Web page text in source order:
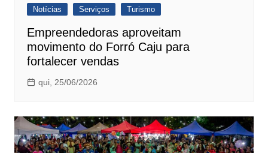
Notícias
Serviços Turismo
Empreendedoras aproveitam
movimento do Forró Caju para
fortalecer vendas
qui, 25/06/2026